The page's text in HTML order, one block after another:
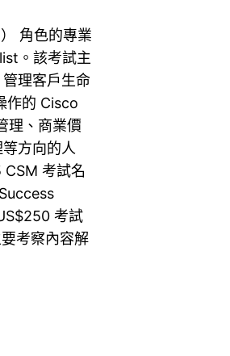
角色的專業
。該考試主
理客戶生命
作的 Cisco
理、商業價
方向的人
考試名
考試
考察內容解